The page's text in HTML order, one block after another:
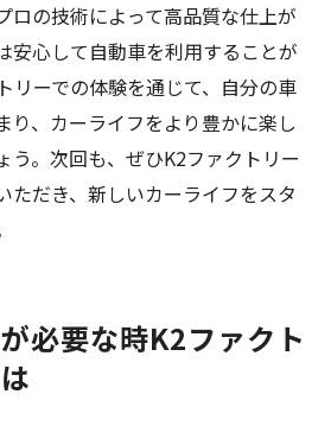
ロの技術によって高品質な仕上が
安心して自動車を利用することが
リーでの体験を通じて、自分の車
り、カーライフをより豊かに楽し
う。次回も、ぜひK2ファクトリー
ただき、新しいカーライフをスタ
必要な時K2ファクト